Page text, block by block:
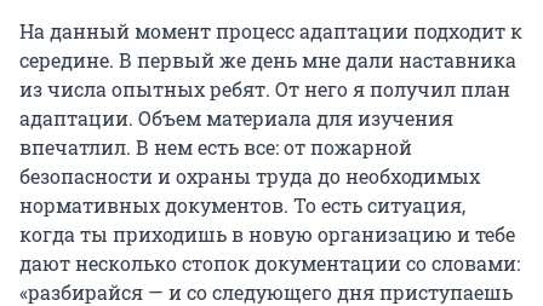
На данный момент процесс адаптации подходит к
середине. В первый же день мне дали наставника
из числа опытных ребят. От него я получил план
адаптации. Объем материала для изучения
впечатлил. В нем есть все: от пожарной
безопасности и охраны труда до необходимых
нормативных документов. То есть ситуация,
когда ты приходишь в новую организацию и тебе
дают несколько стопок документации со словами:
«разбирайся — и со следующего дня приступаешь